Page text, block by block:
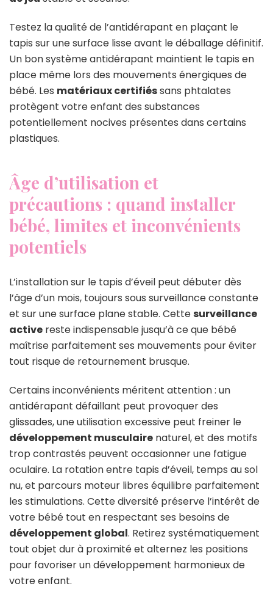
Testez la qualité de l’antidérapant en plaçant le
tapis sur une surface lisse avant le déballage définitif.
Un bon système antidérapant maintient le tapis en
place même lors des mouvements énergiques de
bébé. Les matériaux certifiéssans phtalates
protègent votre enfant des substances
potentiellement nocives présentes dans certains
plastiques.
Âge d’utilisation et
précautions : quand installer
bébé, limites et inconvénients
potentiels
L’installation sur le tapis d’éveil peut débuter dès
l’âge d’un mois, toujours sous surveillance constante
et sur une surface plane stable. Cettesurveillance
active reste indispensable jusqu’à ce que bébé
maîtrise parfaitement ses mouvements pour éviter
tout risque de retournement brusque.
Certains inconvénients méritent attention : un
antidérapant défaillant peut provoquer des
glissades, une utilisation excessive peut freiner le
développement musculaire naturel, et des motifs
trop contrastés peuvent occasionner une fatigue
oculaire. La rotation entre tapis d’éveil, temps au sol
nu, et parcours moteur libres équilibre parfaitement
les stimulations. Cette diversité préserve l’intérêt de
votre bébé tout en respectant ses besoins de
développement global. Retirez systématiquement
tout objet dur à proximité et alternez les positions
pour favoriser un développement harmonieux de
votre enfant.